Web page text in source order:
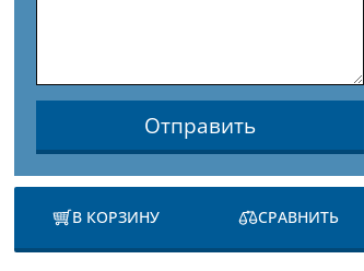
Отправить
В КОРЗИНУ СРАВНИТЬ